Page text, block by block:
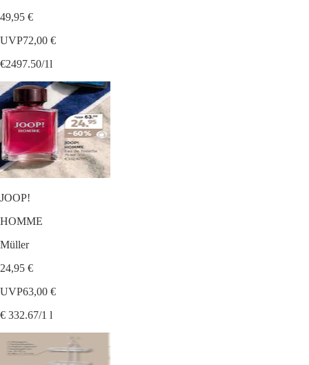
49,95 €
UVP72,00 €
€2497.50/1l
JOOP!
HOMME
Müller
24,95 €
UVP63,00 €
€ 332.67/1 l